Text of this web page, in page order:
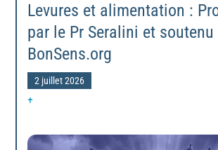
Levures et alimentation :
par le Pr Seralini et soutenu
BonSens.org
2 juillet 2026
+